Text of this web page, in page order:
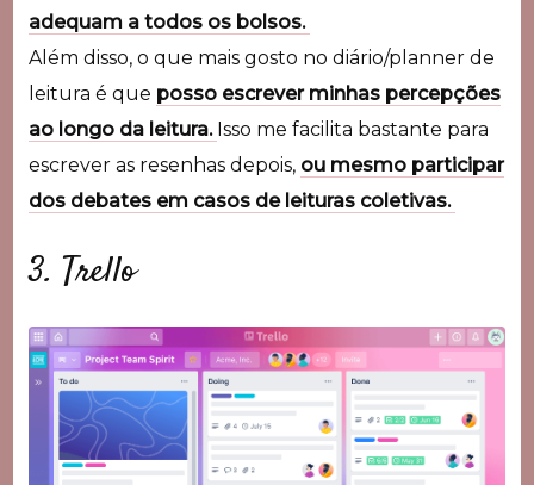
adequam a todos os bolsos.
Além disso, o que mais gosto no diário/planner de
leitura é que posso escrever minhas percepções
ao longo da leitura. Isso me facilita bastante para
escrever as resenhas depois, ou mesmo participar
dos debates em casos de leituras coletivas.
3. Trello